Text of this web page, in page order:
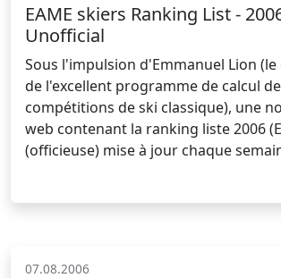
EAME skiers Ranking List -
Unofficial
Sous l'impulsion d'Emmanuel Lion
de l'excellent programme de calcul
compétitions de ski classique), une
web contenant la ranking liste 2006
(officieuse) mise à jour chaque
07.08.2006